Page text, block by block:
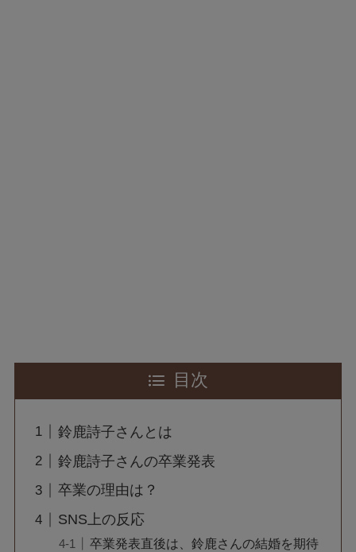
目次
鈴鹿詩子さんとは
鈴鹿詩子さんの卒業発表
卒業の理由は？
SNS上の反応
卒業発表直後は、鈴鹿さんの結婚を期待